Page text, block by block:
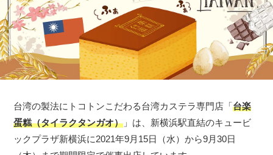
台湾の製法にトコトンこだわる台湾カステラ専門店「台楽
蛋糕（タイラクタンガオ） 」は、新横浜駅直結のキュービ
ックプラザ新横浜に2021年9月15日（水）から9月30日